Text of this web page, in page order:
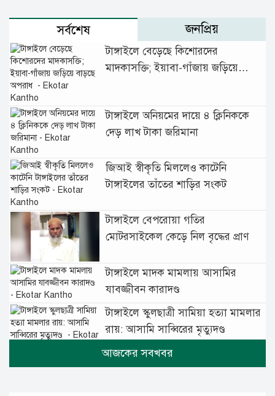
সর্বশেষ জনপ্রিয়
টাঙ্গাইলে বেড়েছে কিশোরদের
মাদকাসক্তি; ইয়াবা-গাঁজায় জড়িয়ে
টাঙ্গাইলে অনিয়মের দায়ে ৪ ক্লিনিককে
দেড় লাখ টাকা জরিমানা
জিআই স্বীকৃতি মিললেও কাটেনি
টাঙ্গাইলের তাঁতের শাড়ির সংকট
টাঙ্গাইলে বেপরোয়া গতির
মোটরসাইকেল কেড়ে নিল বৃদ্ধের প্রাণ
টাঙ্গাইলে মাদক মামলায় আসামির
যাবজ্জীবন কারাদণ্ড
টাঙ্গাইলে স্কুলছাত্রী সামিয়া হত্যা মামলার
রায়: আসামি সাব্বিরের মৃত্যুদণ্ড
টানা বৃষ্টিতে টাঙ্গাইলে বিপর্যস্ত জনজীবন